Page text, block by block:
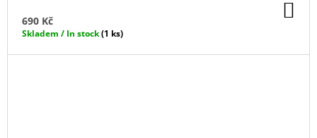
690 Kč
Skladem / In stock(1 ks)